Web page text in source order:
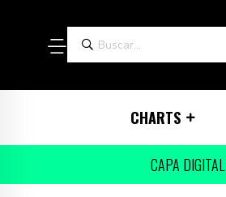
CHARTS
CAPA DIGITAL